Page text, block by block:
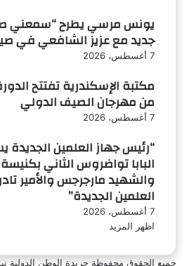
يونس مرسي يطرح “سمعني
جديد مع عزيز الشافعي في صيف
7 أغسطس، 2026
مكتبة الإسكندرية تفتتح
من مهرجان الصيف الدولي
7 أغسطس، 2026
“رئيس جهاز العلمين
البابا تواضروس الثاني
والشهيد مارجرجس والأمير
العلمين الجديدة”
7 أغسطس، 2026
اظهر المزيد
جميع الحقوق محفوظة جريدة الوطن الدولية